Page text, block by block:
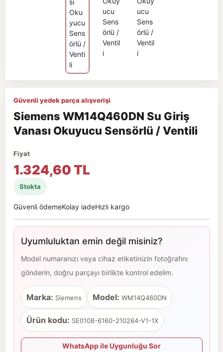
Güvenli yedek parça alışverişi
Siemens WM14Q460DN Su Giriş
Vanası Okuyucu Sensörlü / Ventili
Fiyat
1.324,60 TL
Stokta
Güvenli ödemeKolay iadeHızlı kargo
Uyumluluktan emin değil misiniz?
Model numaranızı veya cihaz etiketinizin fotoğrafını
gönderin, doğru parçayı birlikte kontrol edelim.
Marka: Siemens Model: WM14Q460DN
Ürün kodu: SE0108-6160-210264-V1-1X
WhatsApp ile Uygunluğu Sor